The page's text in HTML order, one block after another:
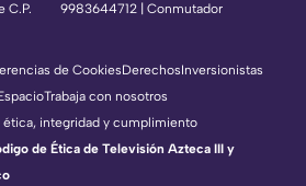
C.P.
9983644712 | Conmutador
de CookiesDerechosInversionistas
Trabaja con nosotros
ética, integridad y cumplimiento
de Ética de Televisión Azteca III y